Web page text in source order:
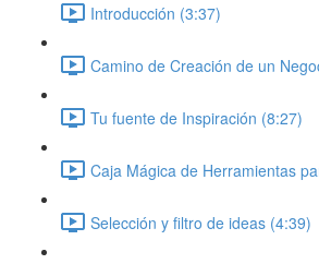
Introducción (3:37)
Camino de Creación de un
Tu fuente de Inspiración (8:27)
Caja Mágica de Herramientas
Selección y filtro de ideas (4:39)